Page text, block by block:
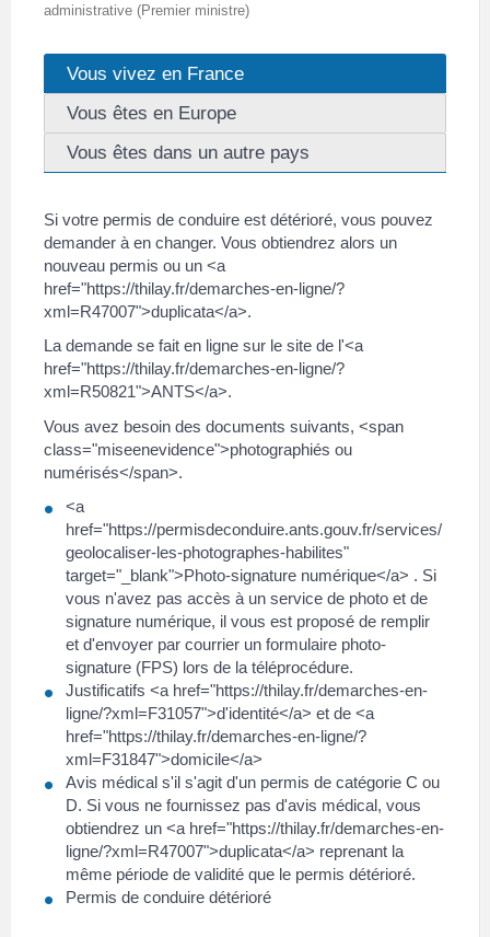
administrative (Premier ministre)
Vous vivez en France
Vous êtes en Europe
Vous êtes dans un autre pays
Si votre permis de conduire est détérioré, vous pouvez
demander à en changer. Vous obtiendrez alors un
nouveau permis ou un <a
href="https://thilay.fr/demarches-en-ligne/?
xml=R47007">duplicata</a>.
La demande se fait en ligne sur le site de l'<a
href="https://thilay.fr/demarches-en-ligne/?
xml=R50821">ANTS</a>.
Vous avez besoin des documents suivants, <span
class="miseenevidence">photographiés ou
numérisés</span>.
<a
href="https://permisdeconduire.ants.gouv.fr/services/
geolocaliser-les-photographes-habilites"
target="_blank">Photo-signature numérique</a> . Si
vous n'avez pas accès à un service de photo et de
signature numérique, il vous est proposé de remplir
et d'envoyer par courrier un formulaire photo-
signature (FPS) lors de la téléprocédure.
Justificatifs <a href="https://thilay.fr/demarches-en-
ligne/?xml=F31057">d'identité</a> et de <a
href="https://thilay.fr/demarches-en-ligne/?
xml=F31847">domicile</a>
Avis médical s'il s'agit d'un permis de catégorie C ou
D. Si vous ne fournissez pas d'avis médical, vous
obtiendrez un <a href="https://thilay.fr/demarches-en-
ligne/?xml=R47007">duplicata</a> reprenant la
même période de validité que le permis détérioré.
Permis de conduire détérioré